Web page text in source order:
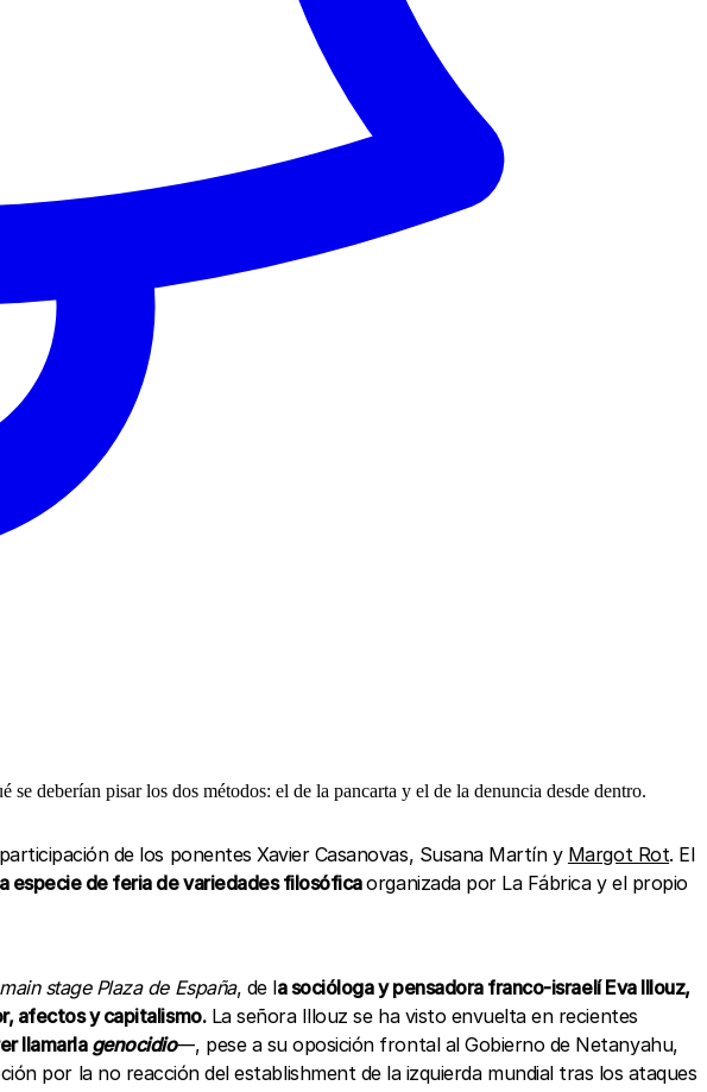
deberían pisar los dos métodos: el de la pancarta y el de la denuncia desde dentro.
de los ponentes Xavier Casanovas, Susana Martín y Margot Rot. El
especie de feria de variedades filosóficaorganizada por La Fábrica y el propio
main stage Plaza de España, de la socióloga y pensadora franco-israelí Eva Illouz,
afectos y capitalismo.La señora Illouz se ha visto envuelta en recientes
llamarla genocidio—, pese a su oposición frontal al Gobierno de Netanyahu,
por la no reacción del establishment de la izquierda mundial tras los ataques